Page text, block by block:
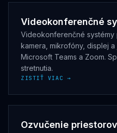
Videokonferenčné
Videokonferenčné
kamera, mikrofóny, displej
Microsoft Teams a Zoom.
stretnutia.
ZISTIŤ VIAC →
Ozvučenie priestorov